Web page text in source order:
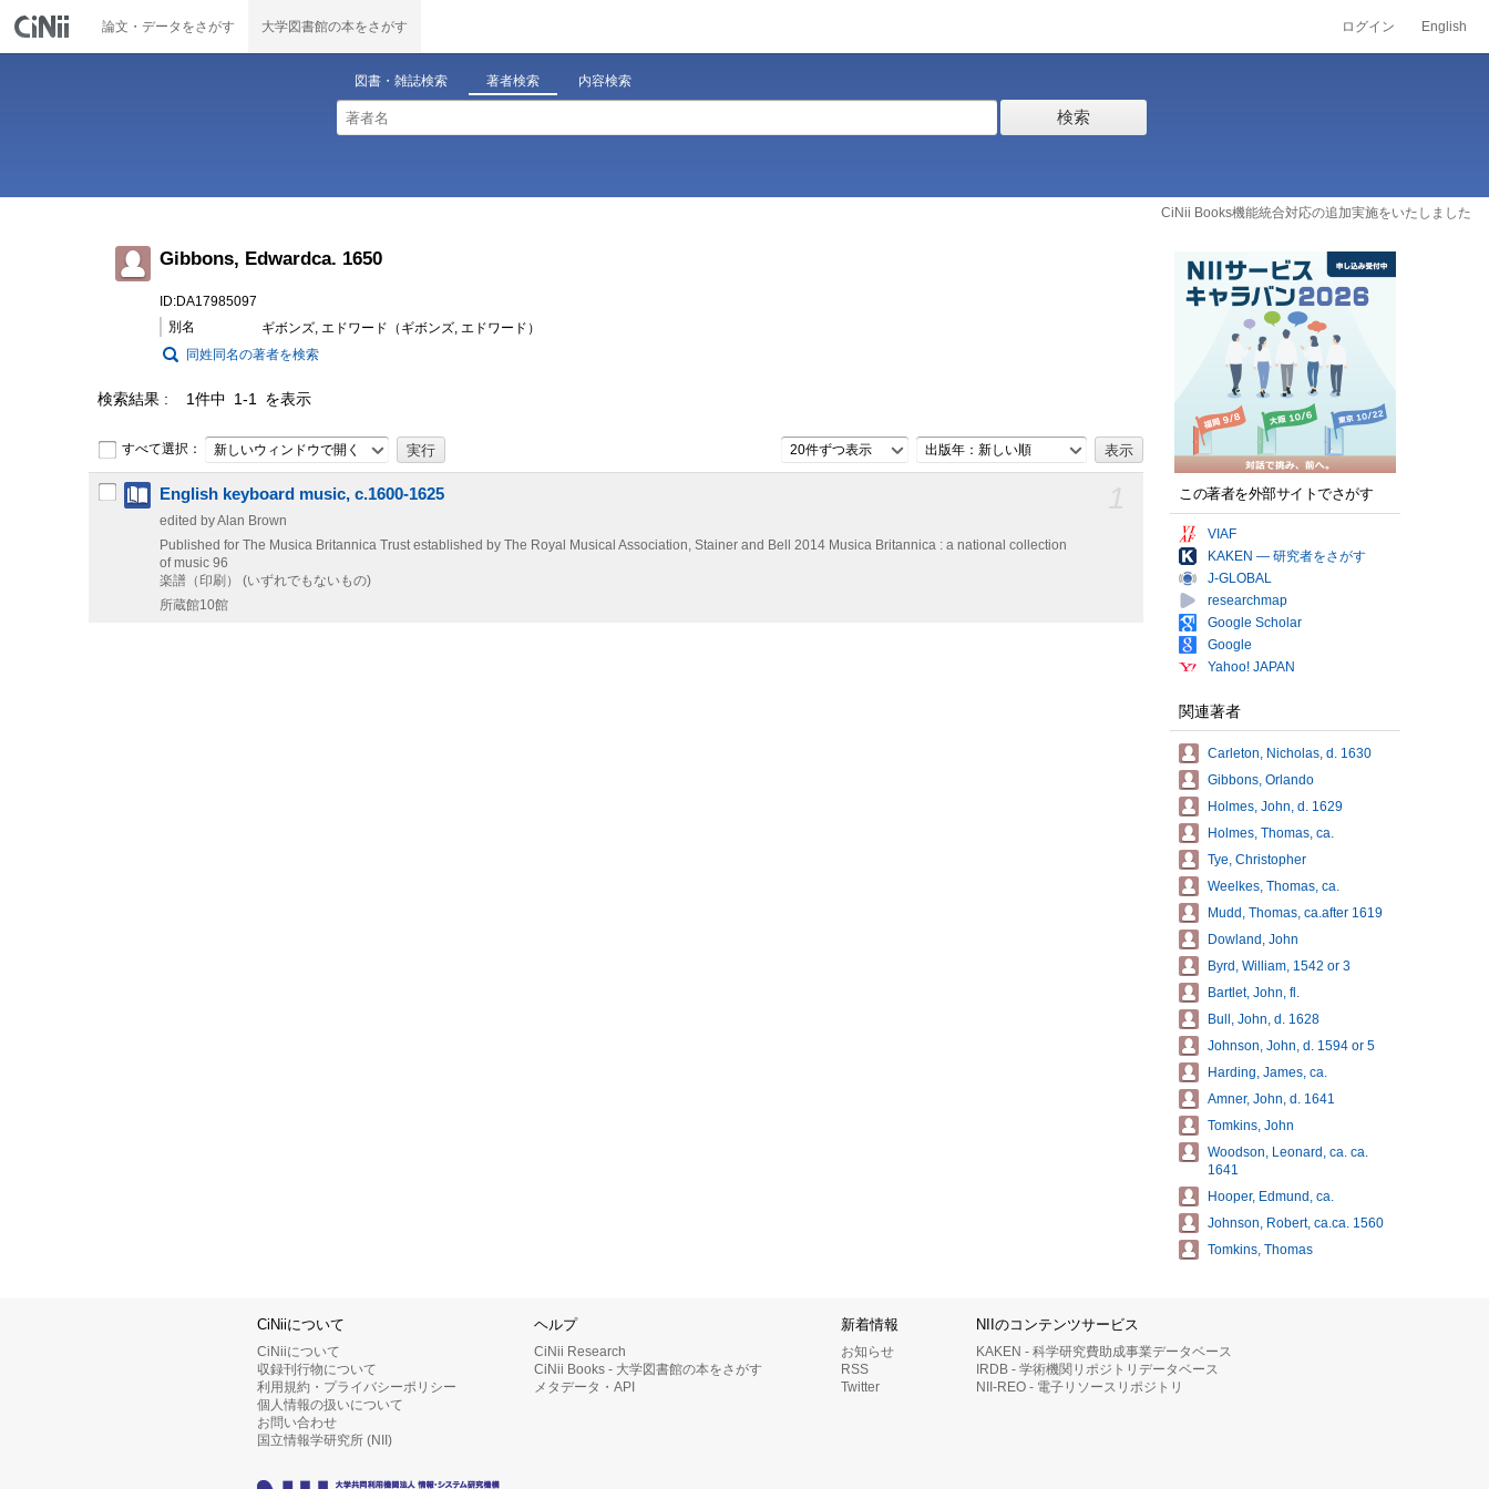
論文・データをさがす 大学図書館の本をさがす ログイン English
図書・雑誌検索 著者検索 内容検索
検索
CiNii Books機能統合対応の追加実施をいたしました
Gibbons, Edwardca. 1650
ID:DA17985097
別名
ギボンズ, エドワード（ギボンズ, エドワード）
同姓同名の著者を検索
検索結果 1件中 1-1 を表示
すべて選択： 新しいウィンドウで開く 20件ずつ表示 出版年：新しい順
English keyboard music, c.1600-1625
edited by Alan Brown
Published for The Musica Britannica Trust established by The Royal Musical Association, Stainer and Bell 2014 Musica Britannica : a national collection
of music 96
楽譜（印刷） (いずれでもないもの)
所蔵館10館
この著者を外部サイトでさがす
VIAF
KAKEN — 研究者をさがす
J-GLOBAL
researchmap
Google Scholar
Google
Yahoo! JAPAN
関連著者
Carleton, Nicholas, d. 1630
Gibbons, Orlando
Holmes, John, d. 1629
Holmes, Thomas, ca.
Tye, Christopher
Weelkes, Thomas, ca.
Mudd, Thomas, ca.after 1619
Dowland, John
Byrd, William, 1542 or 3
Bartlet, John, fl.
Bull, John, d. 1628
Johnson, John, d. 1594 or 5
Harding, James, ca.
Amner, John, d. 1641
Tomkins, John
Woodson, Leonard, ca. ca.
1641
Hooper, Edmund, ca.
Johnson, Robert, ca.ca. 1560
Tomkins, Thomas
CiNiiについて
CiNiiについて
収録刊行物について
利用規約・プライバシーポリシー
個人情報の扱いについて
お問い合わせ
国立情報学研究所 (NII)
ヘルプ
CiNii Research
CiNii Books - 大学図書館の本をさがす
メタデータ・API
新着情報
お知らせ
RSS
Twitter
NIIのコンテンツサービス
KAKEN - 科学研究費助成事業データベース
IRDB - 学術機関リポジトリデータベース
NII-REO - 電子リソースリポジトリ